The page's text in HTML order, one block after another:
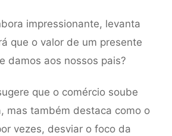
impressionante, levanta
que o valor de um presente
damos aos nossos pais?
que o comércio soube
mas também destaca como o
vezes, desviar o foco da